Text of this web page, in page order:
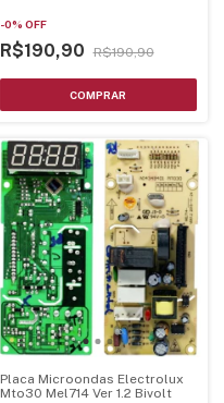
-0% OFF
R$190,90 R$190,90
Placa Microondas Electrolux
Mto30 Mel714 Ver 1.2 Bivolt